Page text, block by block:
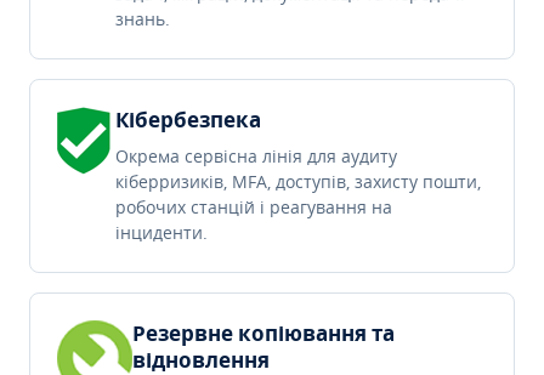
знань.
Кібербезпека
Окрема сервісна лінія для аудиту
кіберризиків, MFA, доступів, захисту пошти,
робочих станцій і реагування на
інциденти.
Резервне копіювання та
відновлення